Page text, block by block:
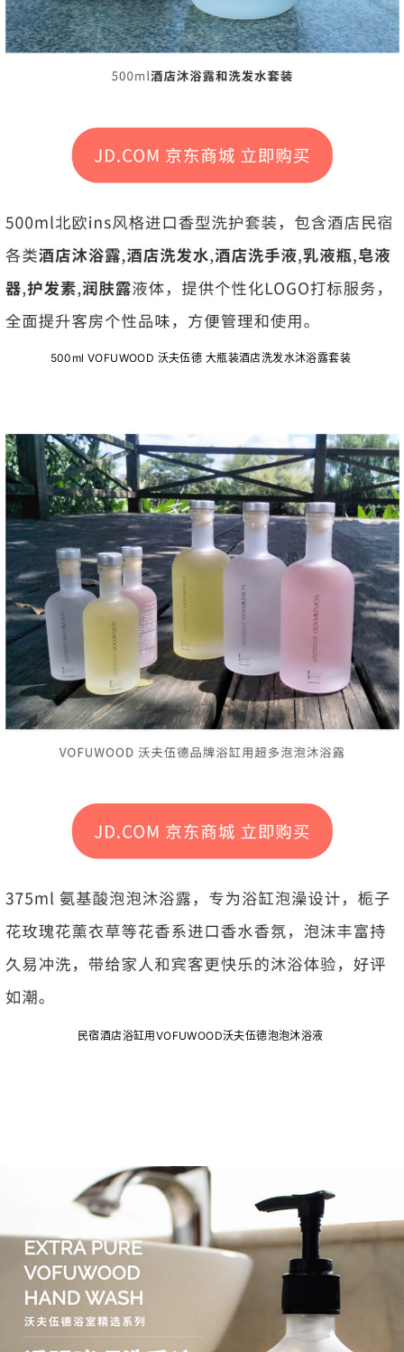
500ml VOFUWOOD 沃夫伍德 大瓶装酒店洗发水沐浴露套装
民宿酒店浴缸用VOFUWOOD沃夫伍德泡泡沐浴液